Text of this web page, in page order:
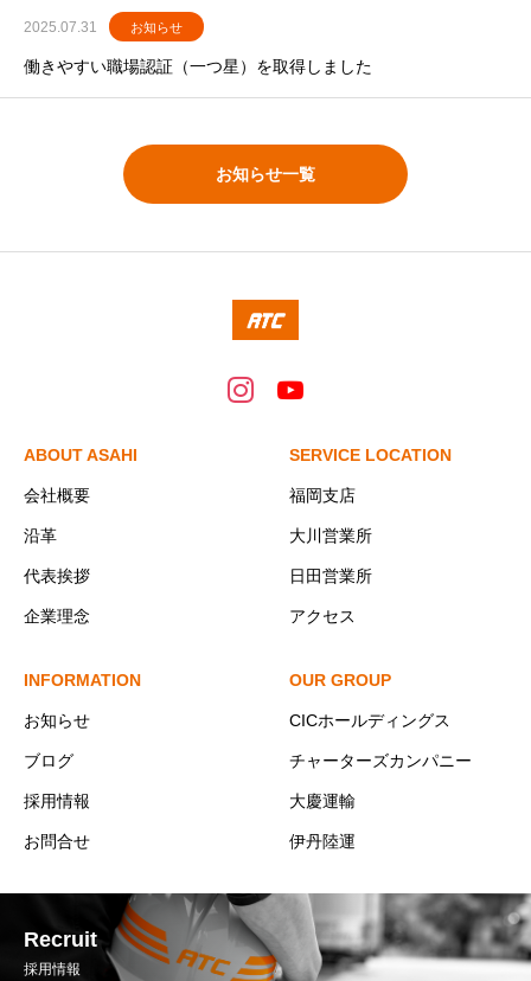
2025.07.31 お知らせ
働きやすい職場認証（一つ星）を取得しました
お知らせ一覧
ABOUT ASAHI
会社概要
沿革
代表挨拶
企業理念
SERVICE LOCATION
福岡支店
大川営業所
日田営業所
アクセス
INFORMATION
お知らせ
ブログ
採用情報
お問合せ
OUR GROUP
CICホールディングス
チャーターズカンパニー
大慶運輸
伊丹陸運
Recruit
採用情報